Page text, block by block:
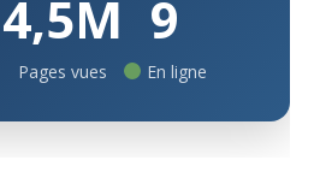
4,5M
Pages vues
9
En ligne